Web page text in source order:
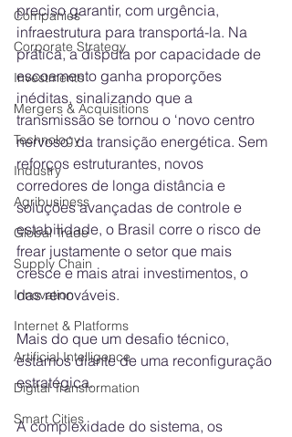
Companies
Corporate Strategy
Investments
Mergers & Acquisitions
Technology
Industry
Agribusiness
Global Trade
Supply Chain
Innovation
Internet & Platforms
Artificial Intelligence
Digital Transformation
Smart Cities
preciso garantir, com urgência,
infraestrutura para transportá-la. Na
prática, a disputa por capacidade de
escoamento ganha proporções
inéditas, sinalizando que a
transmissão se tornou o ‘novo centro
nervoso’ da transição energética. Sem
reforços estruturantes, novos
corredores de longa distância e
soluções avançadas de controle e
estabilidade, o Brasil corre o risco de
frear justamente o setor que mais
cresce e mais atrai investimentos, o
das renováveis.
Mais do que um desafio técnico,
estamos diante de uma reconfiguração
estratégica.
A complexidade do sistema, os